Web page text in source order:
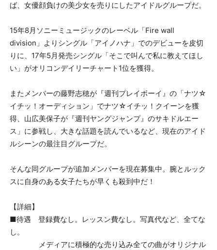
ば、女優顔負けの美少女を売りにしたアイドルグループだ。
15年8月ソニーミュージックのレーベル「Fire wall
division」よりシングル「アイノハナ」でのデビューを皮切
りに、17年5月発売シングル「そこで叫んで私に教えてほし
い」がオリコンデイリーチャート1位を獲得。
またメンバーの藤野志穂が『週刊プレイボーイ』の「ナツ☆
イチッ！オーディション」でナツ☆イチッ！クイーンを獲
得、山広美保子が『週刊ヤングジャンプ』のサキドルエー
ス」に参戦し、大きな話題を読んでいるなど、現在のアイド
ルシーンの最注目グループだ。
そんな同グループが追加メンバーを現在募集中。腕とルック
スに自身のある女子たちが早くも殺到中だ！
【詳細】
■待遇 登録費なし。レッスン費なし。写真代など、全てな
し。
メディアに積極的な売り込み全ての曲がオリジナル